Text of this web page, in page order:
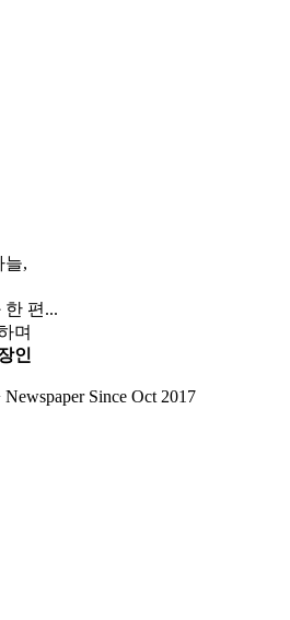
늘,
한 편...
며
인
Since Oct 2017